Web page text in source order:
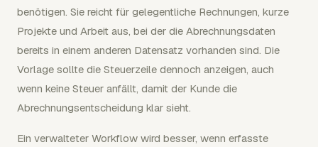
benötigen. Sie reicht für gelegentliche Rechnungen, kurze
Projekte und Arbeit aus, bei der die Abrechnungsdaten
bereits in einem anderen Datensatz vorhanden sind. Die
Vorlage sollte die Steuerzeile dennoch anzeigen, auch
wenn keine Steuer anfällt, damit der Kunde die
Abrechnungsentscheidung klar sieht.
Ein verwalteter Workflow wird besser, wenn erfasste